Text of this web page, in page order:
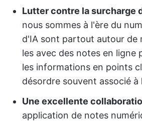
Lutter contre la surcharge
nous sommes à l'ère du
d'IA sont partout autour de
les avec des notes en ligne
les informations en points
désordre souvent associé à
Une excellente
application de notes